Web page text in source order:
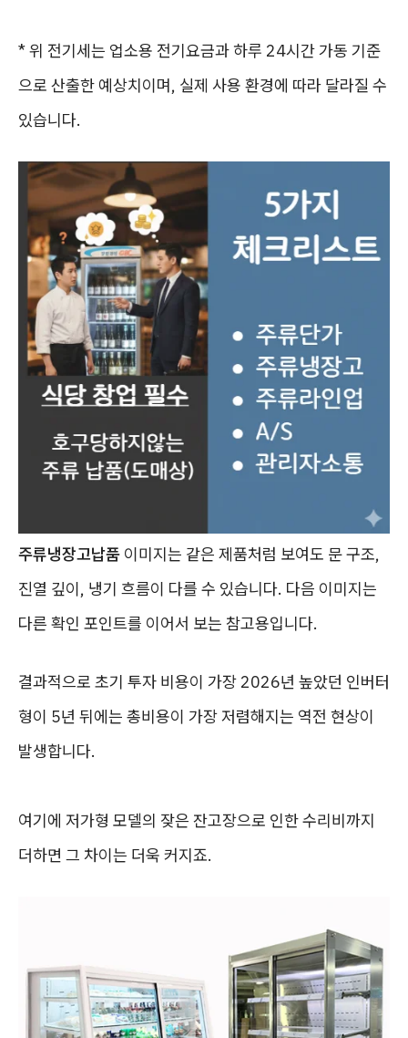
* 위 전기세는 업소용 전기요금과 하루 24시간 가동 기준
으로 산출한 예상치이며, 실제 사용 환경에 따라 달라질 수
있습니다.
주류냉장고납품 이미지는 같은 제품처럼 보여도 문 구조,
진열 깊이, 냉기 흐름이 다를 수 있습니다. 다음 이미지는
다른 확인 포인트를 이어서 보는 참고용입니다.
결과적으로 초기 투자 비용이 가장 2026년 높았던 인버터
형이 5년 뒤에는 총비용이 가장 저렴해지는 역전 현상이
발생합니다.
여기에 저가형 모델의 잦은 잔고장으로 인한 수리비까지
더하면 그 차이는 더욱 커지죠.